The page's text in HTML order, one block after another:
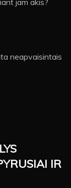
jam akis?
neapvaisintais
IR